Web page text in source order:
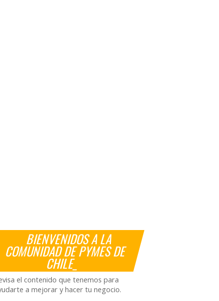
BIENVENIDOS A LA
COMUNIDAD DE PYMES DE
CHILE_
el contenido que tenemos para
a mejorar y hacer tu negocio.